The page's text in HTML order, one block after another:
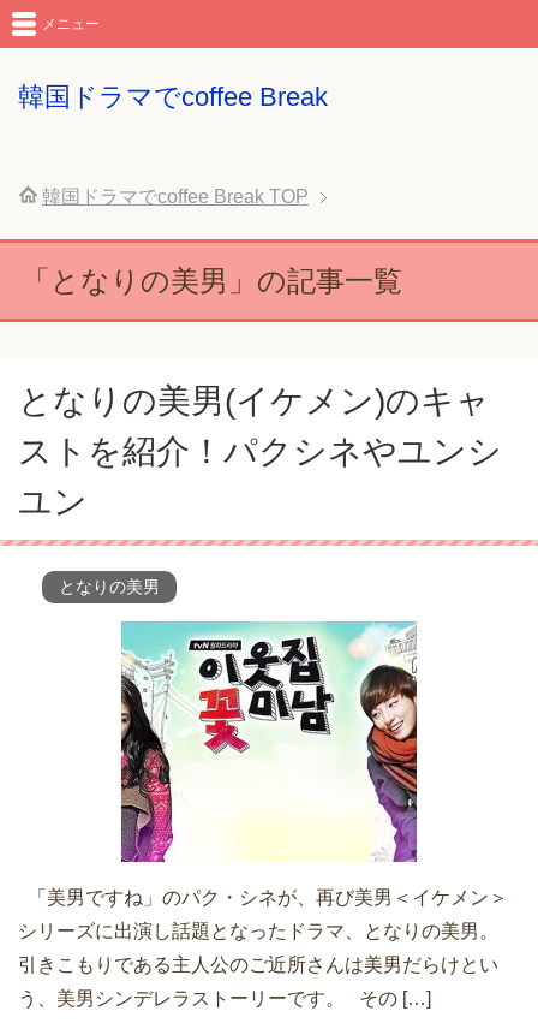
韓国ドラマでcoffee Break
メニュー
韓国ドラマでcoffee Break TOP
「となりの美男」の記事一覧
となりの美男(イケメン)のキャ
ストを紹介！パクシネやユンシ
ユン
となりの美男
「美男ですね」のパク・シネが、再び美男＜イケメン＞
シリーズに出演し話題となったドラマ、となりの美男。
引きこもりである主人公のご近所さんは美男だらけとい
う、美男シンデレラストーリーです。 その […]